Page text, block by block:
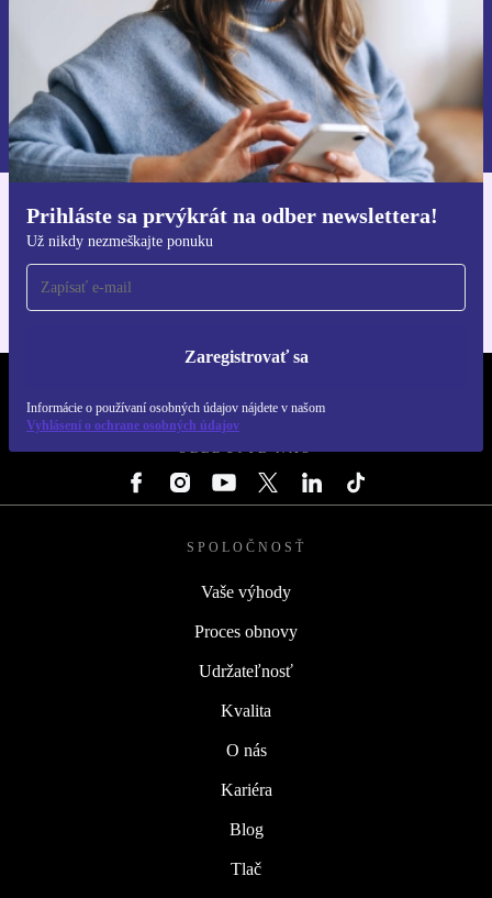
Prihláste sa prvýkrát na odber newslettera!
Už nikdy nezmeškajte ponuku
Zaregistrovať sa
Informácie o používaní osobných údajov nájdete v našom
Vyhlásení o ochrane osobných údajov
Zaregistrovať sa
Informácie o používaní osobných údajov nájdete v našich
Zásadách ochrany osobných údajov.
Získajte aplikáciu refurbed
Pre iOS a Android
SLEDUJTE NÁS
SPOLOČNOSŤ
Vaše výhody
Proces obnovy
Udržateľnosť
Kvalita
O nás
Kariéra
Blog
Tlač